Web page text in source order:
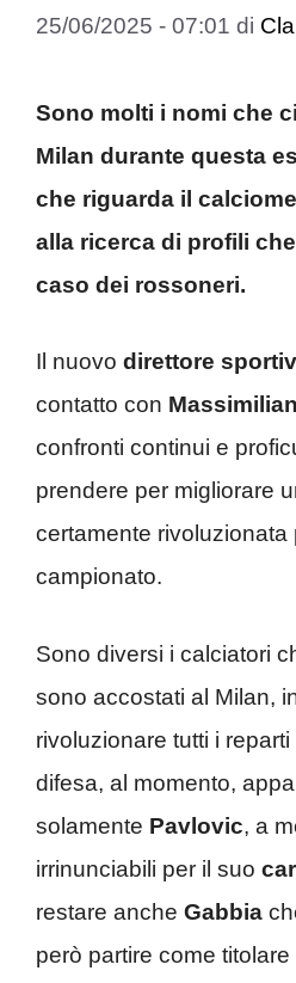
25/06/2025 - 07:01 di
Sono molti i nomi che
Milan durante questa
che riguarda il
alla ricerca di profili
caso dei rossoneri.
Il nuovo direttore
contatto con
confronti continui e
prendere per migliorare
certamente rivoluzionata
campionato.
Sono diversi i calciatori
sono accostati al Milan,
rivoluzionare tutti i
difesa, al momento,
solamente Pavlovic, a
irrinunciabili per il suo
restare anche Gabbia
però partire come